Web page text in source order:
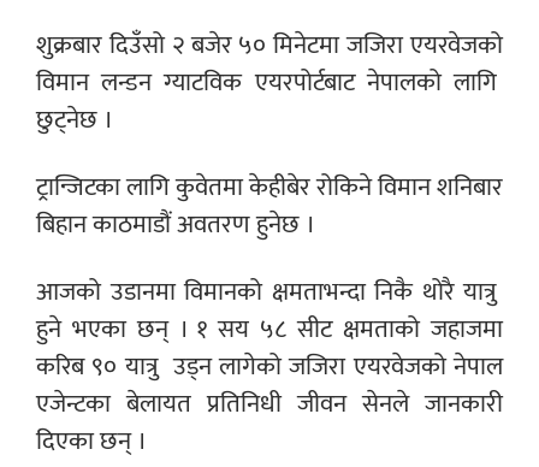
शुक्रबार दिउँसो २ बजेर ५० मिनेटमा जजिरा एयरवेजको
विमान लन्डन ग्याटविक एयरपोर्टबाट नेपालको लागि
छुट्नेछ ।
ट्रान्जिटका लागि कुवेतमा केहीबेर रोकिने विमान शनिबार
बिहान काठमाडौं अवतरण हुनेछ ।
आजको उडानमा विमानको क्षमताभन्दा निकै थोरै यात्रु
हुने भएका छन् । १ सय ५८ सीट क्षमताको जहाजमा
करिब ९० यात्रु उड्न लागेको जजिरा एयरवेजको नेपाल
एजेन्टका बेलायत प्रतिनिधी जीवन सेनले जानकारी
दिएका छन् ।